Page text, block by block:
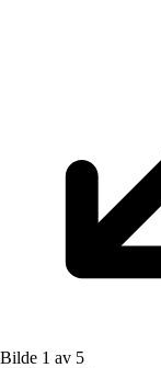
Bilde 1 av 5